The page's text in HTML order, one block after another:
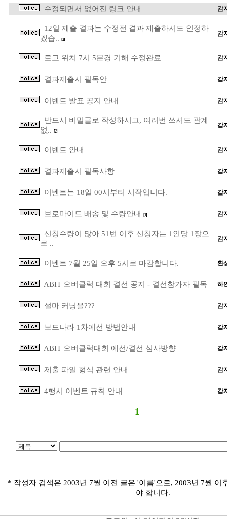
수정되면서 없어진 링크 안내 감
12일 제출 결과는 수정전 결과 제출하셔도 인정하
겠습..
[2]
감
로고 위치 7시 5분경 기해 수정완료 감
결과제출시 필독안 감
이벤트 발표 공지 안내 감
반드시 비밀글로 작성하시고, 여러번 쓰셔도 관계
없..
[2]
감
이벤트 안내 감
결과제출시 필독사항 감
이벤트는 18일 00시부터 시작입니다. 감
브로마이드 배송 및 수량안내 [1] 감
신청수량이 많아 51번 이후 신청자는 1인당 1장으
로 ..
감
이벤트 7월 25일 오후 5시로 마감합니다. 환
ABIT 오버클럭 대회 결선 공지 - 결선참가자 필독 하
설마 커닝을??? 감
보드나라 1차예선 방법안내 감
ABIT 오버클럭대회 예선/결선 심사방향 감
제출 파일 형식 관련 안내 감
4행시 이벤트 규칙 안내 감
1
* 작성자 검색은 2003년 7월 이전 글은 '이름'으로, 2003년 7월 이
야 합니다.